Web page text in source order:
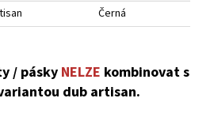
Černá
/ páskyNELZE kombinovat s
dub artisan.